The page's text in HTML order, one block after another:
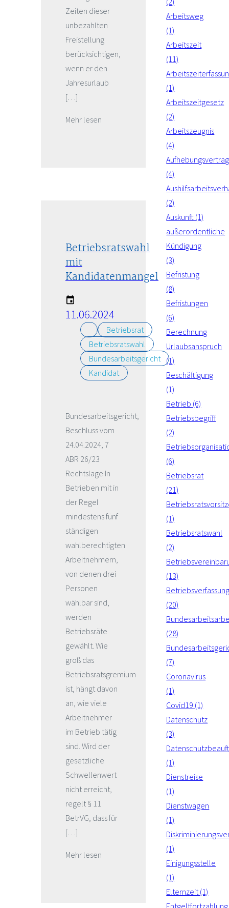
Zeiten dieser
unbezahlten
Freistellung
berücksichtigen,
wenn er den
Jahresurlaub
[…]
Mehr lesen
Betriebsratswahl
mit
Kandidatenmangel
11.06.2024
Betriebsrat
Betriebsratswahl
Bundesarbeitsgericht
Kandidat
Bundesarbeitsgericht,
Beschluss vom
24.04.2024, 7
ABR 26/23
Rechtslage In
Betrieben mit in
der Regel
mindestens fünf
ständigen
wahlberechtigten
Arbeitnehmern,
von denen drei
Personen
wählbar sind,
werden
Betriebsräte
gewählt. Wie
groß das
Betriebsratsgremium
ist, hängt davon
an, wie viele
Arbeitnehmer
im Betrieb tätig
sind. Wird der
gesetzliche
Schwellenwert
nicht erreicht,
regelt § 11
BetrVG, dass für
[…]
Mehr lesen
Arbeitsweg
(1)
Arbeitszeit
(11)
(1)
Arbeitszeitgesetz
(2)
Arbeitszeugnis
(4)
Aufhebungsvertrag
(4)
(2)
Auskunft (1)
außerordentliche
Kündigung
(3)
Befristung
(8)
Befristungen
(6)
Berechnung
Urlaubsanspruch
(1)
Beschäftigung
(1)
Betrieb (6)
Betriebsbegriff
(2)
(6)
Betriebsrat
(21)
(1)
Betriebsratswahl
(2)
(13)
(20)
(28)
(7)
Coronavirus
(1)
Covid19 (1)
Datenschutz
(3)
(1)
Dienstreise
(1)
Dienstwagen
(1)
(1)
Einigungsstelle
(1)
Elternzeit (1)
Entgeltfortzahlung